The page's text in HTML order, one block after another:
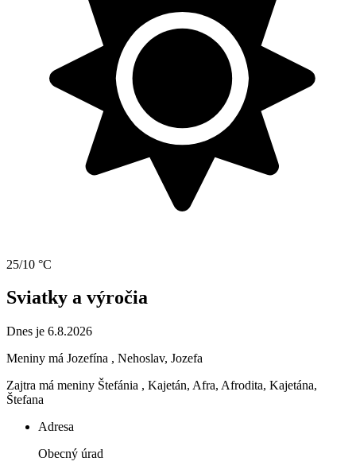
25/10 °C
Sviatky a výročia
Dnes je 6.8.2026
Meniny má Jozefína , Nehoslav, Jozefa
Zajtra má meniny Štefánia , Kajetán, Afra, Afrodita, Kajetána,
Štefana
Adresa
Obecný úrad